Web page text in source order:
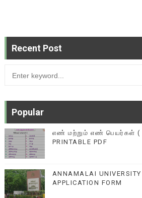
Recent Post
Popular
எண் மற்றும் எண் பெயர்கள் (
PRINTABLE PDF
ANNAMALAI UNIVERSITY
APPLICATION FORM